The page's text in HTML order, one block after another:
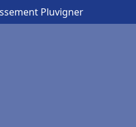
Pluvigner